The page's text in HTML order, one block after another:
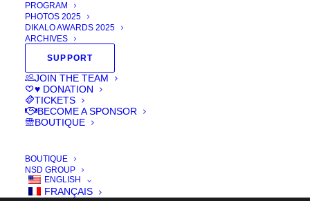
PROGRAM
PHOTOS 2025
DIKALO AWARDS 2025
ARCHIVES
SUPPORT
JOIN THE TEAM
♥ DONATION
TICKETS
BECOME A SPONSOR
BOUTIQUE
BOUTIQUE
NSD GROUP
ENGLISH
FRANÇAIS
19 > 24 Oct. 2021